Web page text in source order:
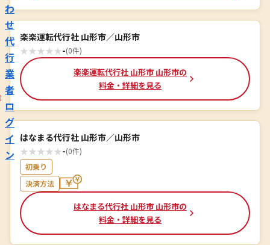
わ
せ
代
行
業
者
ロ
グ
イ
ン
楽楽運転代行社 山形市／山形市
★★★★★-(0件)
楽楽運転代行社 山形市 山形市の
料金・詳細を見る
はなまる代行社 山形市／山形市
★★★★★-(0件)
初乗り
決済方法
はなまる代行社 山形市 山形市の
料金・詳細を見る